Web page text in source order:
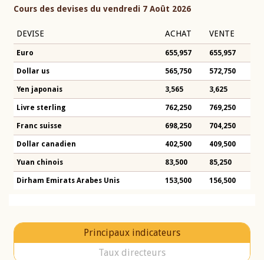
Cours des devises du vendredi 7 Août 2026
DEVISE ACHAT VENTE
Euro 655,957 655,957
Dollar us 565,750 572,750
Yen japonais 3,565 3,625
Livre sterling 762,250 769,250
Franc suisse 698,250 704,250
Dollar canadien 402,500 409,500
Yuan chinois 83,500 85,250
Dirham Emirats Arabes Unis 153,500 156,500
Principaux indicateurs
Taux directeurs